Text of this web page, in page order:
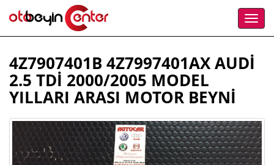
4Z7907401B 4Z7997401AX AUDİ
2.5 TDİ 2000/2005 MODEL
YILLARI ARASI MOTOR BEYNİ